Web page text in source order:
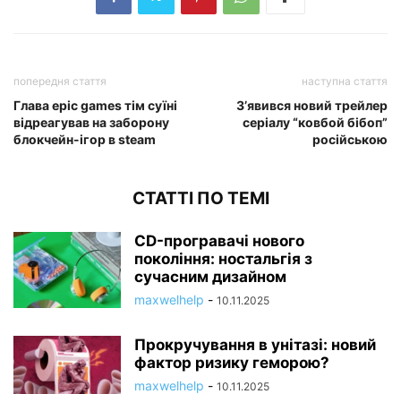
попередня стаття
Глава epic games тім суїні
відреагував на заборону
блокчейн-ігор в steam
наступна стаття
З’явився новий трейлер
серіалу “ковбой бібоп”
російською
СТАТТІ ПО ТЕМІ
CD-програвачі нового
покоління: ностальгія з
сучасним дизайном
maxwelhelp - 10.11.2025
Прокручування в унітазі: новий
фактор ризику геморою?
maxwelhelp - 10.11.2025